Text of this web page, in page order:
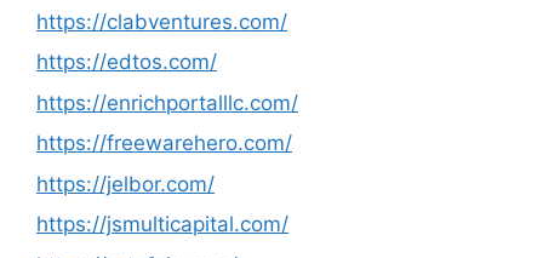
https://clabventures.com/
https://edtos.com/
https://enrichportalllc.com/
https://freewarehero.com/
https://jelbor.com/
https://jsmulticapital.com/